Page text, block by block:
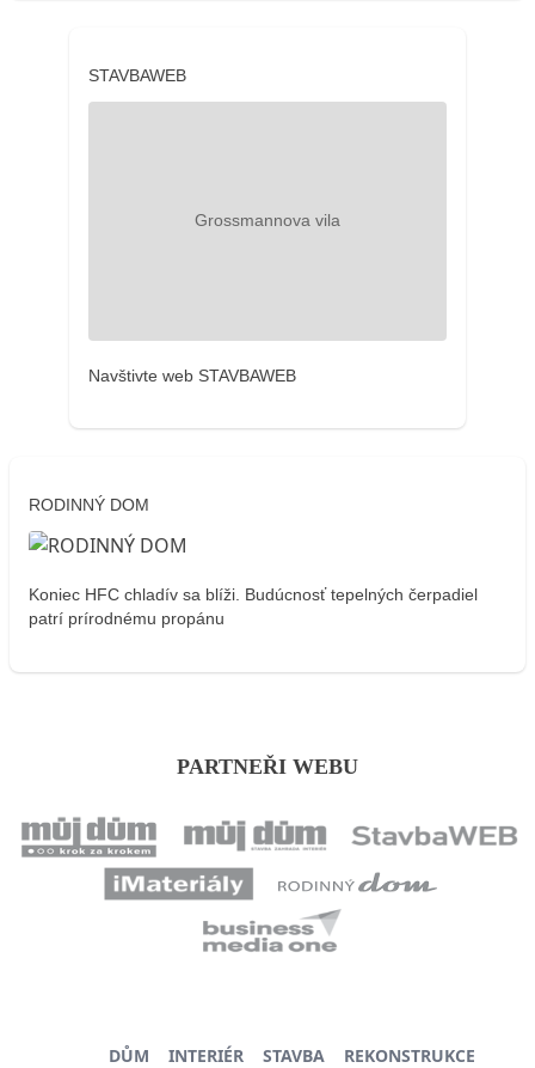
STAVBAWEB
Navštivte web STAVBAWEB
RODINNÝ DOM
Koniec HFC chladív sa blíži. Budúcnosť tepelných čerpadiel
patrí prírodnému propánu
PARTNEŘI WEBU
DŮM INTERIÉR STAVBA REKONSTRUKCE